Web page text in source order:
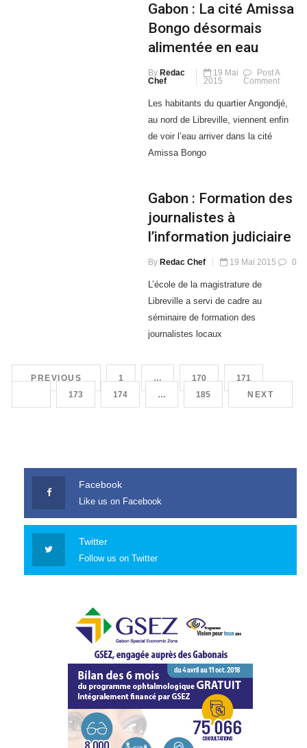
Gabon : La cité Amissa
Bongo désormais
alimentée en eau
By Redac
Chef
19 Mai
2015
Post A
Comment
Les habitants du quartier Angondjé,
au nord de Libreville, viennent enfin
de voir l’eau arriver dans la cité
Amissa Bongo
Gabon : Formation des
journalistes à
l’information judiciaire
By Redac Chef 19 Mai 2015 0
L’école de la magistrature de
Libreville a servi de cadre au
séminaire de formation des
journalistes locaux
PREVIOUS 1 … 170
171
173 174 … 185 NEXT
Facebook
Like us on Facebook
Twitter
Follow us on Twitter